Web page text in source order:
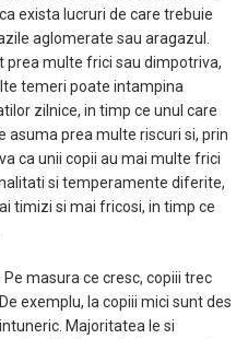
exista lucruri de care trebuie
aglomerate sau aragazul.
prea multe frici sau dimpotriva,
temeri poate intampina
zilnice, in timp ce unul care
asuma prea multe riscuri si, prin
ca unii copii au mai multe frici
si temperamente diferite,
timizi si mai fricosi, in timp ce
masura ce cresc, copiii trec
exemplu, la copiii mici sunt des
Majoritatea le si